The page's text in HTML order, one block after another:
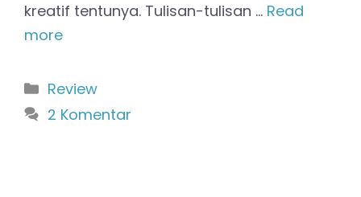
kreatif tentunya. Tulisan-tulisan … Read
more
Kategori
Review
2 Komentar